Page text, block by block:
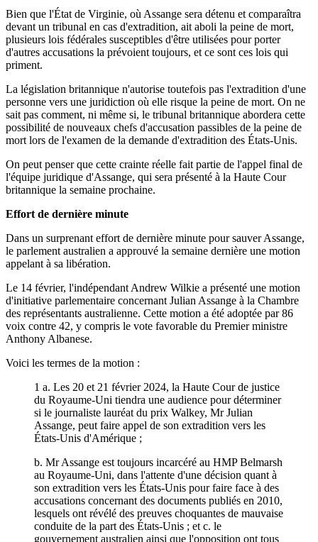
Bien que l'État de Virginie, où Assange sera détenu et comparaîtra
devant un tribunal en cas d'extradition, ait aboli la peine de mort,
plusieurs lois fédérales susceptibles d'être utilisées pour porter
d'autres accusations la prévoient toujours, et ce sont ces lois qui
priment.
La législation britannique n'autorise toutefois pas l'extradition d'une
personne vers une juridiction où elle risque la peine de mort. On ne
sait pas comment, ni même si, le tribunal britannique abordera cette
possibilité de nouveaux chefs d'accusation passibles de la peine de
mort lors de l'examen de la demande d'extradition des États-Unis.
On peut penser que cette crainte réelle fait partie de l'appel final de
l'équipe juridique d'Assange, qui sera présenté à la Haute Cour
britannique la semaine prochaine.
Effort de dernière minute
Dans un surprenant effort de dernière minute pour sauver Assange,
le parlement australien a approuvé la semaine dernière une motion
appelant à sa libération.
Le 14 février, l'indépendant Andrew Wilkie a présenté une motion
d'initiative parlementaire concernant Julian Assange à la Chambre
des représentants australienne. Cette motion a été adoptée par 86
voix contre 42, y compris le vote favorable du Premier ministre
Anthony Albanese.
Voici les termes de la motion :
1 a. Les 20 et 21 février 2024, la Haute Cour de justice
du Royaume-Uni tiendra une audience pour déterminer
si le journaliste lauréat du prix Walkey, Mr Julian
Assange, peut faire appel de son extradition vers les
États-Unis d'Amérique ;
b. Mr Assange est toujours incarcéré au HMP Belmarsh
au Royaume-Uni, dans l'attente d'une décision quant à
son extradition vers les États-Unis pour faire face à des
accusations concernant des documents publiés en 2010,
lesquels ont révélé des preuves choquantes de mauvaise
conduite de la part des États-Unis ; et c. le
gouvernement australien ainsi que l'opposition ont tous